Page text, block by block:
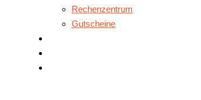
Rechenzentrum
Gutscheine